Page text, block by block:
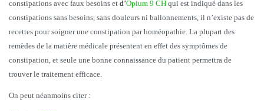
constipations avec faux besoins et d’Opium 9 CH qui est indiqué dans les
constipations sans besoins, sans douleurs ni ballonnements, il n’existe pas de
recettes pour soigner une constipation par homéopathie. La plupart des
remèdes de la matière médicale présentent en effet des symptômes de
constipation, et seule une bonne connaissance du patient permettra de
trouver le traitement efficace.
On peut néanmoins citer :